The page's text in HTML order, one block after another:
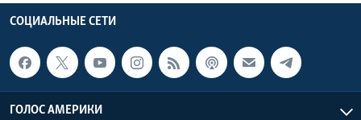
СОЦИАЛЬНЫЕ СЕТИ
ГОЛОС АМЕРИКИ